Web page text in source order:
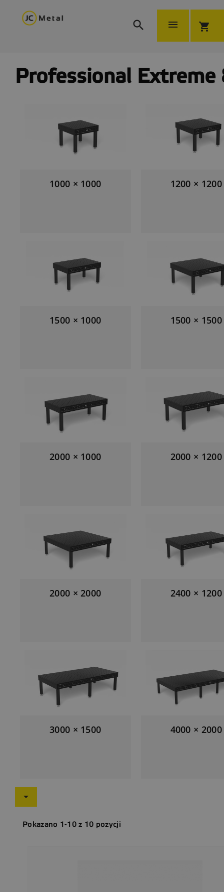
  shopping_cart
Professional Extreme
1000 × 1000 1200 × 1200
1500 × 1000 1500 × 1500
2000 × 1000 2000 × 1200
2000 × 2000 2400 × 1200
3000 × 1500 4000 × 2000

Pokazano 1-10 z 10 pozycji